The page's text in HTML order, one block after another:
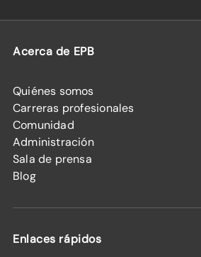
Acerca de EPB
Quiénes somos
Carreras profesionales
Comunidad
Administración
Sala de prensa
Blog
Enlaces rápidos